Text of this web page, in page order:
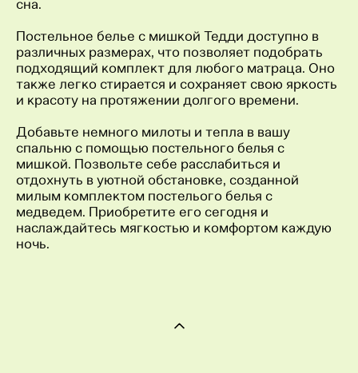
сна.
Постельное белье с мишкой Тедди доступно в
различных размерах, что позволяет подобрать
подходящий комплект для любого матраца. Оно
также легко стирается и сохраняет свою яркость
и красоту на протяжении долгого времени.
Добавьте немного милоты и тепла в вашу
спальню с помощью постельного белья с
мишкой. Позвольте себе расслабиться и
отдохнуть в уютной обстановке, созданной
милым комплектом постелього белья с
медведем. Приобретите его сегодня и
наслаждайтесь мягкостью и комфортом каждую
ночь.